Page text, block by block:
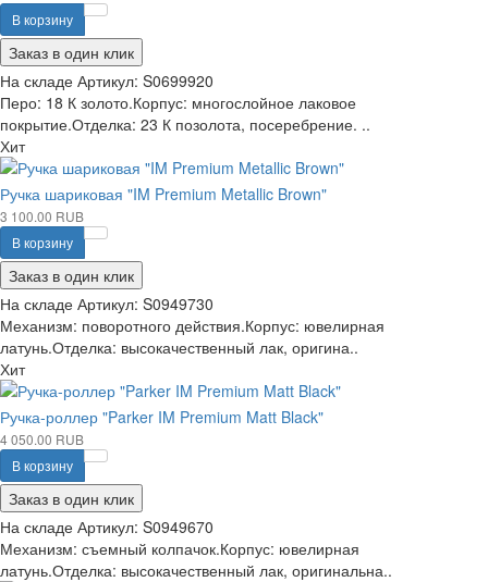
В корзину
Заказ в один клик
На складе Артикул: S0699920
Перо: 18 К золото.Корпус: многослойное лаковое
покрытие.Отделка: 23 К позолота, посеребрение. ..
Хит
Ручка шариковая "IM Premium Metallic Brown"
3 100.00 RUB
В корзину
Заказ в один клик
На складе Артикул: S0949730
Механизм: поворотного действия.Корпус: ювелирная
латунь.Отделка: высокачественный лак, оригина..
Хит
Ручка-роллер "Parker IM Premium Matt Black"
4 050.00 RUB
В корзину
Заказ в один клик
На складе Артикул: S0949670
Механизм: съемный колпачок.Корпус: ювелирная
латунь.Отделка: высокачественный лак, оригинальна..